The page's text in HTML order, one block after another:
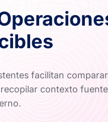
facilitan
contexto